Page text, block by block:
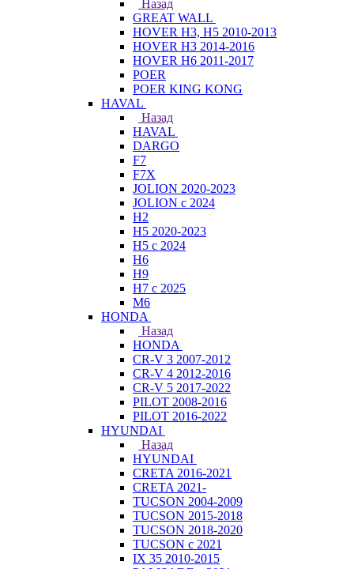
Назад
GREAT WALL
HOVER H3, H5 2010-2013
HOVER H3 2014-2016
HOVER H6 2011-2017
POER
POER KING KONG
HAVAL
Назад
HAVAL
DARGO
F7
F7X
JOLION 2020-2023
JOLION с 2024
H2
H5 2020-2023
H5 с 2024
H6
H9
H7 с 2025
M6
HONDA
Назад
HONDA
CR-V 3 2007-2012
CR-V 4 2012-2016
CR-V 5 2017-2022
PILOT 2008-2016
PILOT 2016-2022
HYUNDAI
Назад
HYUNDAI
CRETA 2016-2021
CRETA 2021-
TUCSON 2004-2009
TUCSON 2015-2018
TUCSON 2018-2020
TUCSON с 2021
IX 35 2010-2015